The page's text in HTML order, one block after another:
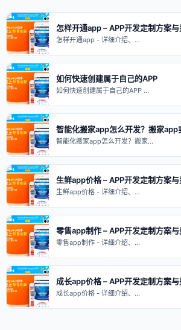
怎样开通app – APP开发定制方案
怎样开通app - 详细介绍、…
如何快速创建属于自己的APP
如何快速创建属于自己的APP …
智能化搬家app怎么开发？搬家app
智能化搬家app怎么开发？搬家…
生鲜app价格 – APP开发定制方案
生鲜app价格 - 详细介绍、…
零售app制作 – APP开发定制方案
零售app制作 - 详细介绍、…
成长app价格 – APP开发定制方案
成长app价格 - 详细介绍、…